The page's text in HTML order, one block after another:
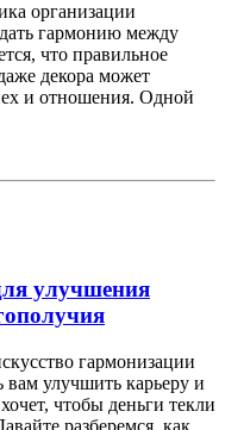
организации
гармонию между
что правильное
декора может
и отношения. Одной
улучшения
гармонизации
вам улучшить карьеру и
чтобы деньги текли
разберемся, как